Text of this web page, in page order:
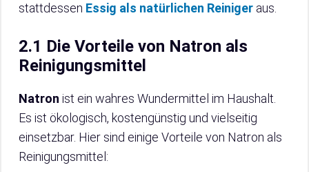
stattdessen Essig als natürlichen Reiniger aus.
2.1 Die Vorteile von Natron als
Reinigungsmittel
Natron ist ein wahres Wundermittel im Haushalt.
Es ist ökologisch, kostengünstig und vielseitig
einsetzbar. Hier sind einige Vorteile von Natron als
Reinigungsmittel: